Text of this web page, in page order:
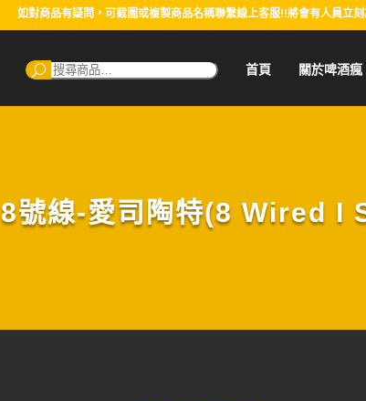
如對商品有疑問，可截圖或複製商品名稱聯繫線上客服!!將會有人員立
搜
尋：
首頁 關於啤酒瘋
8號線-愛司陶特(8 Wired I